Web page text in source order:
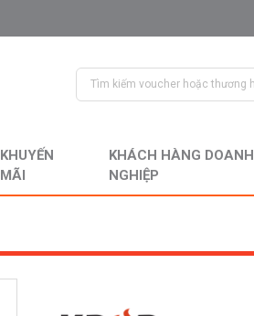
KHUYẾN
MÃI
KHÁCH HÀNG DOANH
NGHIỆP